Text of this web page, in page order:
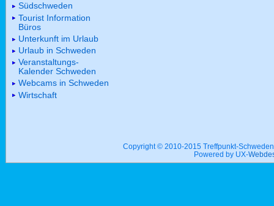
Südschweden
Tourist Information
Büros
Unterkunft im Urlaub
Urlaub in Schweden
Veranstaltungs-
Kalender Schweden
Webcams in Schweden
Wirtschaft
Copyright © 2010-2015 Treffpunkt-
Powered by UX-